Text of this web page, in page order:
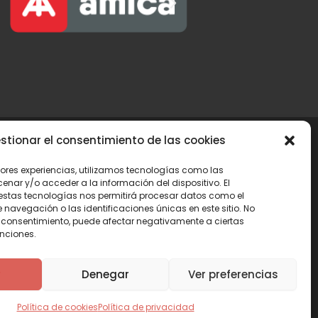
el consentimiento de las cookies
experiencias, utilizamos tecnologías como las
y/o acceder a la información del dispositivo. El
tecnologías nos permitirá procesar datos como el
o las identificaciones únicas en este sitio. No
consentimiento, puede afectar negativamente a ciertas
Denegar Ver preferencias
Política de cookiesPolítica de privacidad
de privacidad
de cookies (UE)